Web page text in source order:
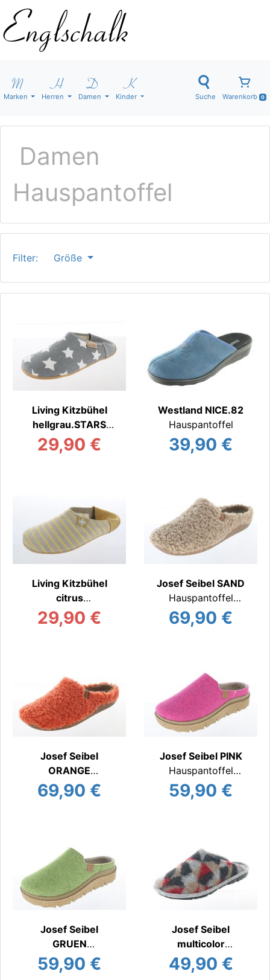
Marken Herren Damen Kinder Suche Warenkorb 0
Damen
Hauspantoffel
Filter: Größe
Living Kitzbühel
hellgrau.STARS
Hauspantoffel
29,90 €
Westland NICE.82
Hauspantoffel
39,90 €
Living Kitzbühel
citrus
Hauspantoffel
29,90 €
Josef Seibel SAND
Hauspantoffel
warm
69,90 €
Josef Seibel
ORANGE
Hauspantoffel
warm
69,90 €
Josef Seibel PINK
Hauspantoffel
warm
59,90 €
Josef Seibel
GRUEN
Hauspantoffel
warm
59,90 €
Josef Seibel
multicolor
Hauspantoffel
warm
49,90 €